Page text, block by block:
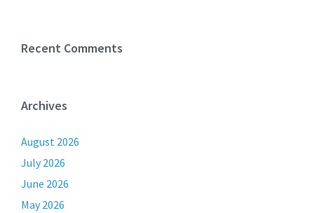
Recent Comments
Archives
August 2026
July 2026
June 2026
May 2026